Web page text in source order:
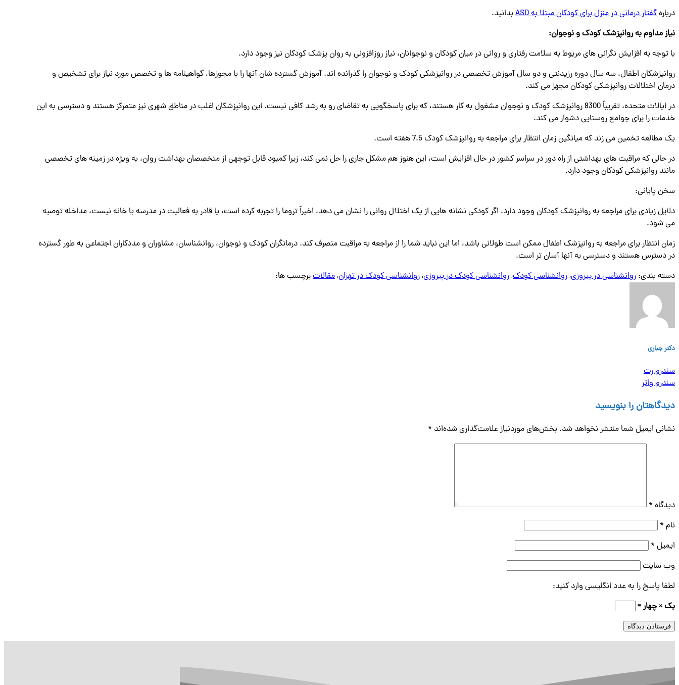
دربارهگفتار درمانی در منزل برای کودکان مبتلا به ASD
بدانید.
نیاز مداوم به روانپزشک کودک و نوجوان:
با توجه به افزایش نگرانی ‌های مربوط به سلامت رفتاری و روانی در میان کودکان و نوجوانان، نیاز روزافزونی به روان ‌پزشک کودکان نیز وجود دارد.
روانپزشکان اطفال، سه سال دوره رزیدنتی و دو سال آموزش تخصصی در روانپزشکی کودک و نوجوان را گذرانده اند. آموزش گسترده شان آنها را با مجوزها، گواهینامه ها و تخصص مورد نیاز برای تشخیص و
درمان اختلالات روانپزشکی کودکان مجهز می کند.
در ایالات متحده، تقریباً 8300 روانپزشک کودک و نوجوان مشغول به کار هستند، که برای پاسخگویی به تقاضای رو به رشد کافی نیست. این روانپزشکان اغلب در مناطق شهری نیز متمرکز هستند و دسترسی به این
خدمات را برای جوامع روستایی دشوار می کند.
یک مطالعه تخمین می زند که میانگین زمان انتظار برای مراجعه به روانپزشک کودک 7.5 هفته است.
در حالی که مراقبت های بهداشتی از راه دور در سراسر کشور در حال افزایش است، این هنوز هم مشکل جاری را حل نمی کند، زیرا کمبود قابل توجهی از متخصصان بهداشت روان، به ویژه در زمینه های تخصصی
مانند روانپزشکی کودکان وجود دارد.
سخن پایانی:
دلایل زیادی برای مراجعه به روانپزشک کودکان وجود دارد. اگر کودکی نشانه‌ هایی از یک اختلال روانی را نشان می ‌دهد، اخیراً تروما را تجربه کرده است، یا قادر به فعالیت در مدرسه یا خانه نیست، مداخله توصیه
می‌ شود.
زمان انتظار برای مراجعه به روانپزشک اطفال ممکن است طولانی باشد، اما این نباید شما را از مراجعه به مراقبت منصرف کند. درمانگران کودک و نوجوان، روانشناسان، مشاوران و مددکاران اجتماعی به طور گسترده
در دسترس هستند و دسترسی به آنها آسان تر است.
دسته بندی: روانشناسی در پیروزی,روانشناسی کودک,روانشناسی کودک در پیروزی,روانشناسی کودک در تهران,مقالاتبرچسب ها:
دکتر جباری
سندرم رت
سندرم واتر
دیدگاهتان را بنویسید
نشانی ایمیل شما منتشر نخواهد شد. بخش‌های موردنیاز علامت‌گذاری شده‌اند *
دیدگاه *
نام *
ایمیل *
وب‌ سایت
لطفا پاسخ را به عدد انگلیسی وارد کنید:
یک × چهار =